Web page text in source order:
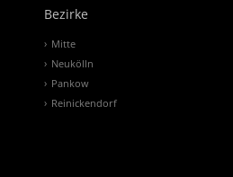
Bezirke
Mitte
Neukölln
Pankow
Reinickendorf